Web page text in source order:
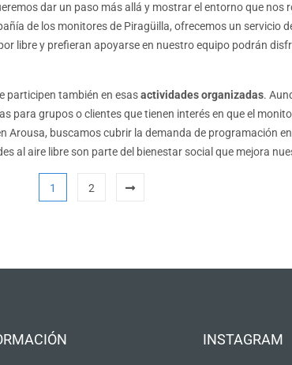
dar un paso más allá y mostrar el entorno que nos
de los monitores de Piragüilla, ofrecemos un servicio
libre y prefieran apoyarse en nuestro equipo podrán
participen también en esasactividades organizadas.
para grupos o clientes que tienen interés en que el
Arousa, buscamos cubrir la demanda de programación
al aire libre son parte del bienestar social que mejora
1 2
INSTAGRAM